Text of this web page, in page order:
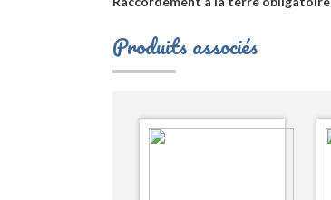
Produits associés